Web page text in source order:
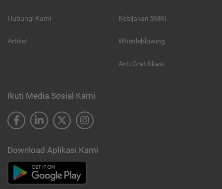
Hubungi Kami
Artikel
Kebijakan SMKI
Whistleblowing
Anti Gratifikasi
Ikuti Media Sosial Kami
Download Aplikasi Kami